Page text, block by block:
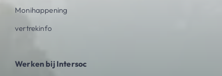
Monihappening
vertrekinfo
Werken bij Intersoc